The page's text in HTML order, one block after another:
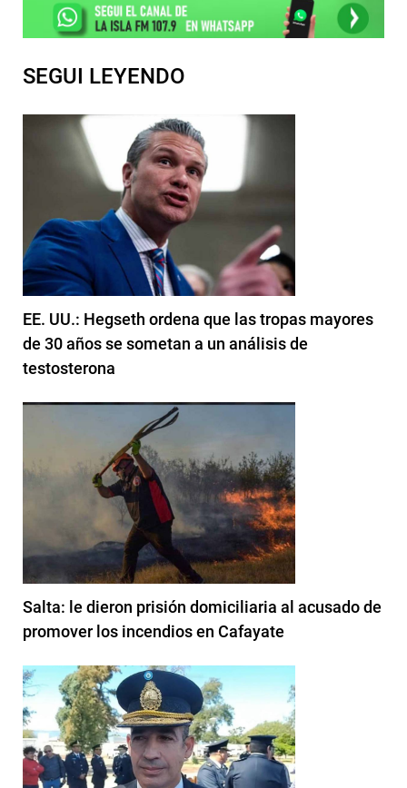
SEGUI LEYENDO
EE. UU.: Hegseth ordena que las tropas mayores
de 30 años se sometan a un análisis de
testosterona
Salta: le dieron prisión domiciliaria al acusado de
promover los incendios en Cafayate